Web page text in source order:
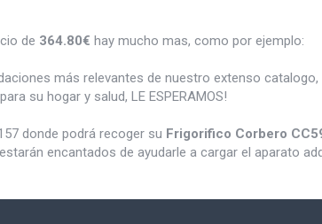
de 364.80€ hay mucho mas, como por ejemplo:
más relevantes de nuestro extenso
su hogar y salud, LE ESPERAMOS!
donde podrá recoger su Frigorifico Corbero
encantados de ayudarle a cargar el aparato